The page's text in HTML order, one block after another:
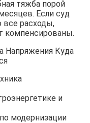
тяжба порой
Если суд
все расходы,
компенсированы.
и
модернизации